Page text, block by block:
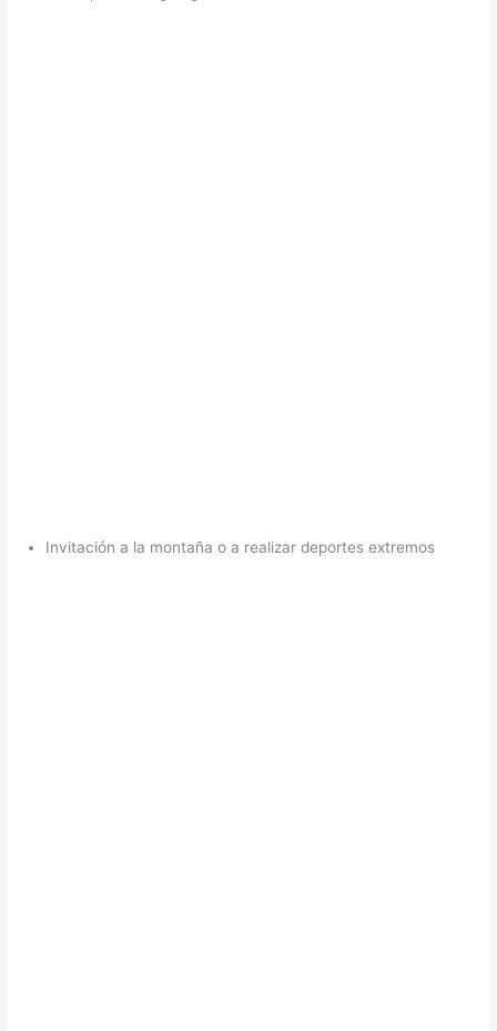
Invitación a la montaña o a realizar deportes extremos